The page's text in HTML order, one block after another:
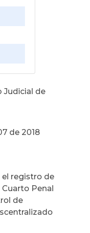
Judicial de
2018
registro de
Penal
de